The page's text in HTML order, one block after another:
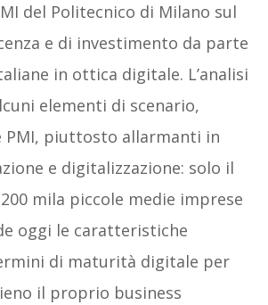
del Politecnico di Milano sul
e di investimento da parte
in ottica digitale. L’analisi
elementi di scenario,
PMI, piuttosto allarmanti in
e digitalizzazione: solo il
mila piccole medie imprese
oggi le caratteristiche
di maturità digitale per
il proprio business